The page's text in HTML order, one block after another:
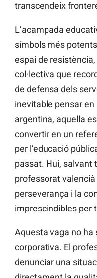
transcendeix
L’acampada
símbols més
espai de
col·lectiva que
de defensa dels
inevitable pensar en
argentina, aquella
convertir en un
per l’educació
passat. Hui, salvant
professorat
perseverança i la
imprescindibles per
Aquesta vaga no ha
corporativa. El
denunciar una